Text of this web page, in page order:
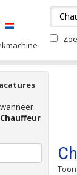
Chauffeur